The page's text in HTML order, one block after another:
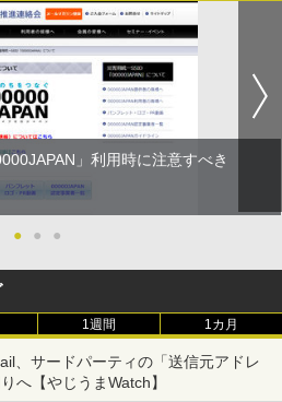
」利用時に注意すべき
● ● ●
1週間 1カ月
、サードパーティの「送信元アドレ
へ【やじうまWatch】